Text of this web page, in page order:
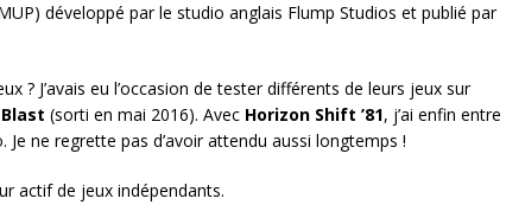
développé par le studio anglais Flump Studios et publié par
? J’avais eu l’occasion de tester différents de leurs jeux sur
(sorti en mai 2016). Avec Horizon Shift ’81, j’ai enfin entre
ne regrette pas d’avoir attendu aussi longtemps !
actif de jeux indépendants.